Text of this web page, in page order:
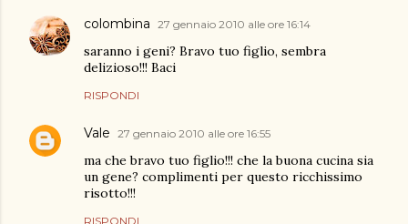
colombina 27 gennaio 2010 alle ore 16:14
saranno i geni? Bravo tuo figlio, sembra
delizioso!!! Baci
RISPONDI
Vale 27 gennaio 2010 alle ore 16:55
ma che bravo tuo figlio!!! che la buona cucina sia
un gene? complimenti per questo ricchissimo
risotto!!!
RISPONDI